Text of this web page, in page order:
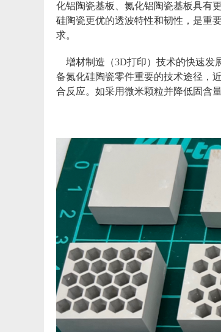
化铝陶瓷基板、氮化铝陶瓷基板具有
硅陶瓷更优的透波特性和韧性，是重
求。
增材制造（3D打印）技术的快速发
备氮化硅陶瓷零件重要的技术途径，
合反应。如采用微米颗粒并降低固含